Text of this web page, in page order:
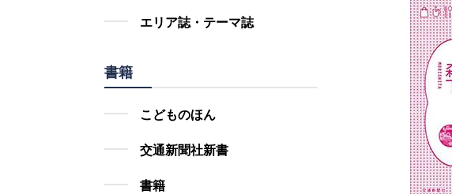
エリア誌・テーマ誌
書籍
こどものほん
交通新聞社新書
書籍